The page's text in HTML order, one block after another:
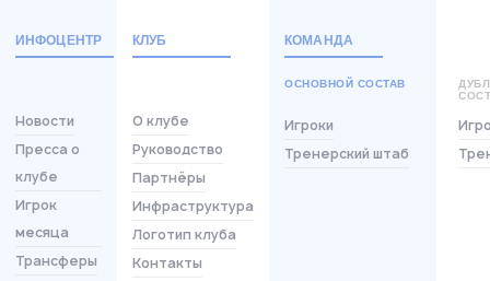
ИНФОЦЕНТР
Новости
Пресса о
клубе
Игрок
месяца
Трансферы
КЛУБ
О клубе
Руководство
Партнёры
Инфраструктура
Логотип клуба
Контакты
КОМАНДА
ОСНОВНОЙ СОСТАВ
Игроки
Тренерский штаб